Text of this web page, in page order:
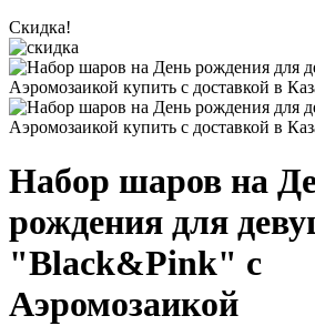
Скидка!
Набор шаров на
рождения для
"Black&Pink" с
Аэромозаикой